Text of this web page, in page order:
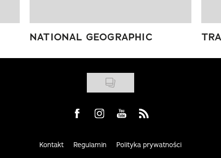
NATIONAL GEOGRAPHIC
Visit us on Facebook
Visit us on Instagram
Visit us on Youtube
Visit us on Rss
Kontakt Regulamin Polityka prywatności